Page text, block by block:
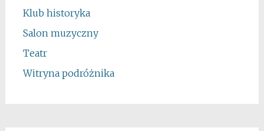
Klub historyka
Salon muzyczny
Teatr
Witryna podróżnika